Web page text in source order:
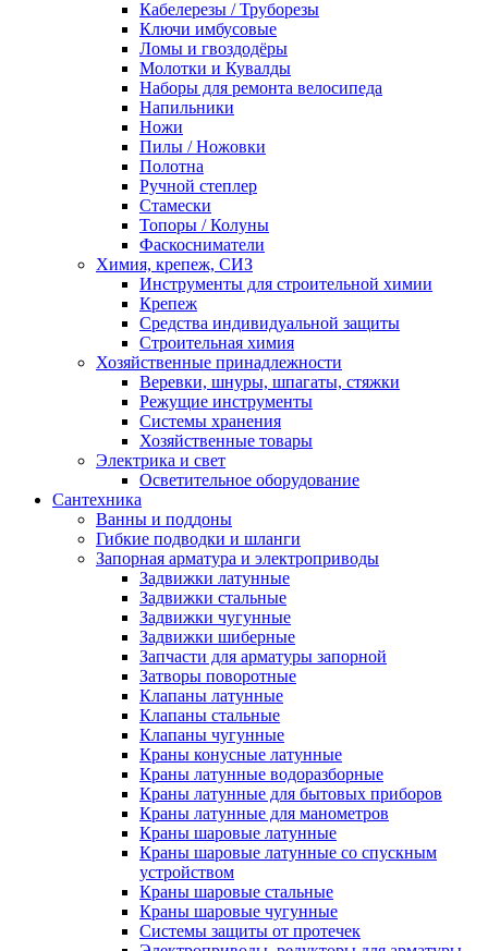
Кабелерезы / Труборезы
Ключи имбусовые
Ломы и гвоздодёры
Молотки и Кувалды
Наборы для ремонта велосипеда
Напильники
Ножи
Пилы / Ножовки
Полотна
Ручной степлер
Стамески
Топоры / Колуны
Фаскосниматели
Химия, крепеж, СИЗ
Инструменты для строительной химии
Крепеж
Средства индивидуальной защиты
Строительная химия
Хозяйственные принадлежности
Веревки, шнуры, шпагаты, стяжки
Режущие инструменты
Системы хранения
Хозяйственные товары
Электрика и свет
Осветительное оборудование
Сантехника
Ванны и поддоны
Гибкие подводки и шланги
Запорная арматура и электроприводы
Задвижки латунные
Задвижки стальные
Задвижки чугунные
Задвижки шиберные
Запчасти для арматуры запорной
Затворы поворотные
Клапаны латунные
Клапаны стальные
Клапаны чугунные
Краны конусные латунные
Краны латунные водоразборные
Краны латунные для бытовых приборов
Краны латунные для манометров
Краны шаровые латунные
Краны шаровые латунные со спускным
устройством
Краны шаровые стальные
Краны шаровые чугунные
Системы защиты от протечек